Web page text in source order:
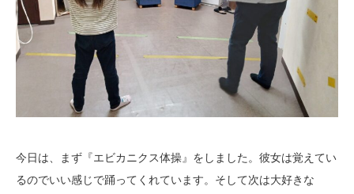
今日は、まず『エビカニクス体操』をしました。彼女は覚えてい
るのでいい感じで踊ってくれています。そして次は大好きな